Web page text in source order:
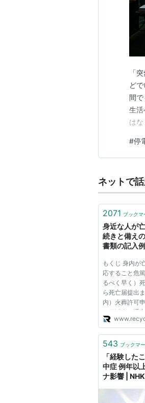
「
ど
間
生
は
***
択
#停
ネットで
2071 ブックマ
身近な人が
続きと備え
書類の記入
サイクルジ
もくじ 身内が
応すること危
るべく早く）
ら死亡届提出
内）火葬許可
７日以内）通
ついて役所な
内）健康保険
葬料...
543 ブックマ
「経験した
中症 例年以
ナ影響 |